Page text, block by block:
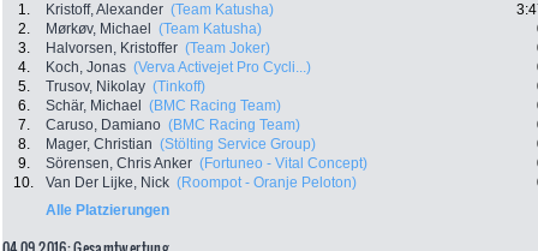
1. Kristoff, Alexander (Team Katusha)
2.
Mørkøv, Michael (Team Katusha)
3.
Halvorsen, Kristoffer (Team Joker)
4.
Koch, Jonas (Verva Activejet Pro Cycli...)
5.
Trusov, Nikolay (Tinkoff)
6.
Schär, Michael (BMC Racing Team)
7.
Caruso, Damiano (BMC Racing Team)
8.
Mager, Christian (Stölting Service Group)
9.
Sörensen, Chris Anker (Fortuneo - Vital Concept)
10.
Van Der Lijke, Nick (Roompot - Oranje Peloton)
Alle Platzierungen